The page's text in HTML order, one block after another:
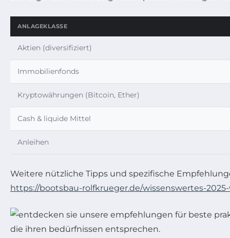
ANLAGEKLASSE
Aktien (diversifiziert)
Immobilienfonds
Kryptowährungen (Bitcoin, Ether)
Cash & liquide Mittel
Anleihen
Weitere nützliche Tipps und spezifische
https://bootsbau-rolfkrueger.de/wissenswertes-